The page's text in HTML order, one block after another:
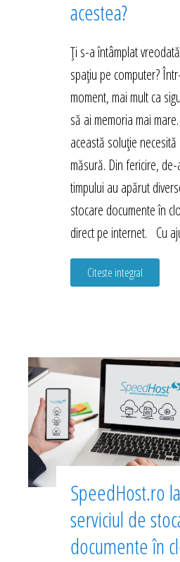
acestea?
Ți s-a întâmplat
spațiu pe computer?
moment, mai mult ca
să ai memoria mai
această soluție
măsură. Din fericire,
timpului au apărut
stocare documente în
direct pe internet. Cu
Citeste integral
SpeedHost.ro
serviciul de
documente în